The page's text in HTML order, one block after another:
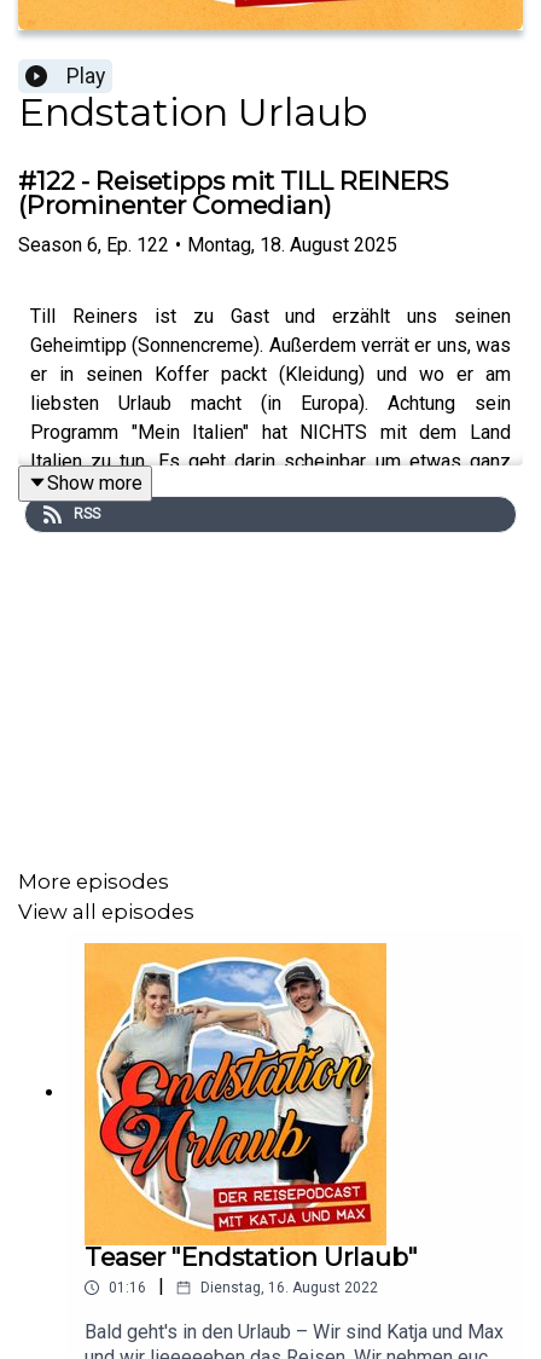
Play
Endstation Urlaub
#122 - Reisetipps mit TILL REINERS
(Prominenter Comedian)
Season 6, Ep. 122 • Montag, 18. August 2025
Till Reiners ist zu Gast und erzählt uns seinen
Geheimtipp (Sonnencreme). Außerdem verrät er uns, was
er in seinen Koffer packt (Kleidung) und wo er am
liebsten Urlaub macht (in Europa). Achtung sein
Programm "Mein Italien" hat NICHTS mit dem Land
Italien zu tun. Es geht darin scheinbar um etwas ganz
anderes.
Show more
RSS
More episodes
View all episodes
Teaser "Endstation Urlaub"
01:16 | Dienstag, 16. August 2022
Bald geht's in den Urlaub – Wir sind Katja und Max